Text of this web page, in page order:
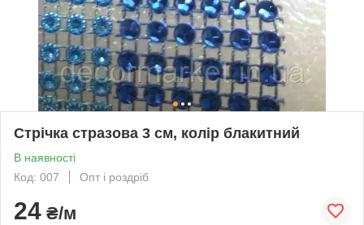
Стрічка стразова 3 см, колір блакитний
В наявності
Код: 007
Опт і роздріб
24 ₴/м